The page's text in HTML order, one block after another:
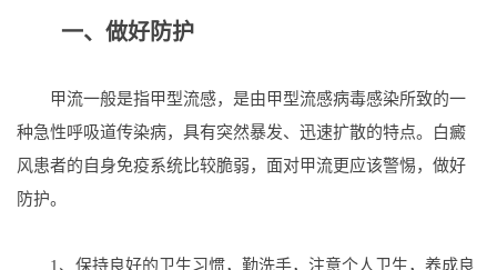
一、做好防护
甲流一般是指甲型流感，是由甲型流感病毒感染所致的一
种急性呼吸道传染病，具有突然暴发、迅速扩散的特点。白癜
风患者的自身免疫系统比较脆弱，面对甲流更应该警惕，做好
防护。
1、保持良好的卫生习惯，勤洗手，注意个人卫生，养成良